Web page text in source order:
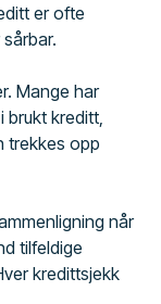
er ofte
Mange har
brukt kreditt,
trekkes opp
når
tilfeldige
kredittsjekk